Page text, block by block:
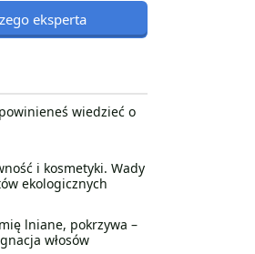
eksperta
wiedzieć o
i kosmetyki. Wady
ekologicznych
lniane, pokrzywa –
włosów